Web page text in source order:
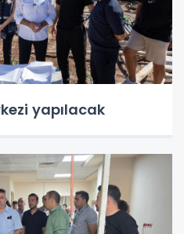
yapılacak